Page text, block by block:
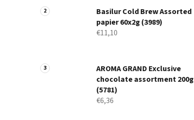
Basilur Cold Brew Assorted
papier 60x2g (3989)
€11,10
AROMA GRAND Exclusive
chocolate assortment 200g
(5781)
€6,36